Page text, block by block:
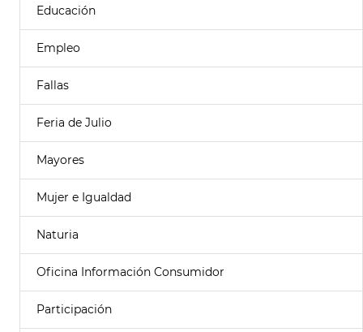
Educación
Empleo
Fallas
Feria de Julio
Mayores
Mujer e Igualdad
Naturia
Oficina Información Consumidor
Participación